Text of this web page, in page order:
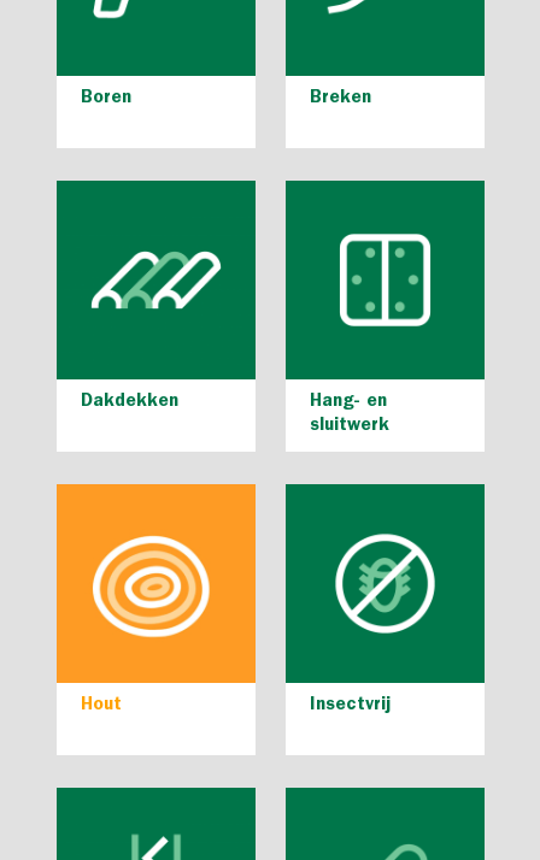
Boren Breken
Dakdekken
Hang- en
sluitwerk
Hout Insectvrij